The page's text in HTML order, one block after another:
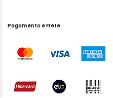
Pagamento e Frete